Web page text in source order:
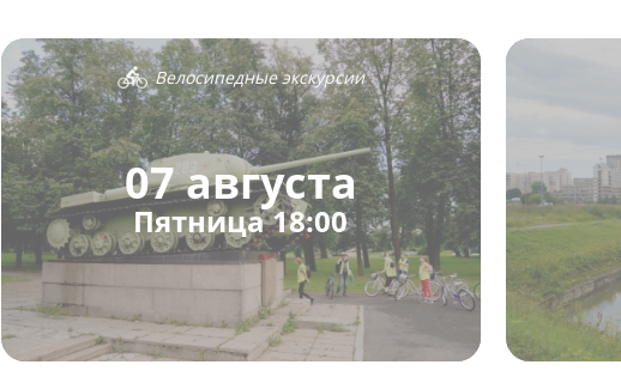
Велосипедные экскурсии
07 августа
Пятница 18:00